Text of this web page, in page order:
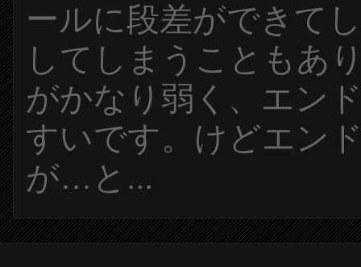
ールに段差ができて
してしまうこともあ
がかなり弱く、エン
すいです。けどエン
が…と...